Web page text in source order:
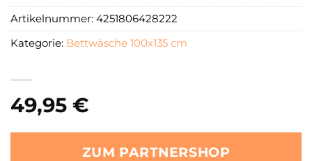
49,95 €
ZUM PARTNERSHOP
Artikelnummer: 4251806428222
Kategorie: Bettwäsche 100x135 cm